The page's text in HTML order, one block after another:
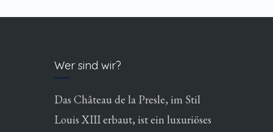
Wer sind wir?
Das Château de la Presle, im Stil
Louis XIII erbaut, ist ein luxuriöses